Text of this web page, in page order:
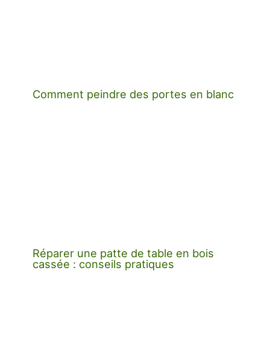
Comment peindre des portes en blanc
Réparer une patte de table en bois
cassée : conseils pratiques